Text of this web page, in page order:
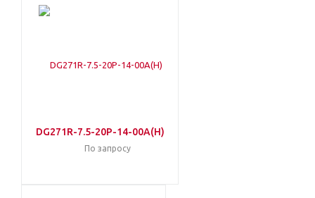
DG271R-7.5-20P-14-00A(H)
По запросу